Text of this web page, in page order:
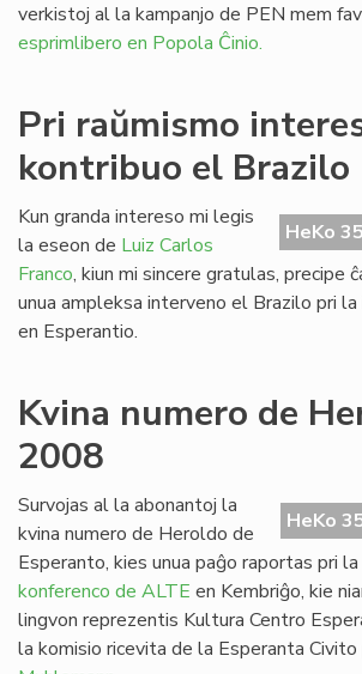
verkistoj al la kampanjo de PEN mem
esprimlibero en Popola Ĉinio.
Pri raŭmismo
kontribuo el Brazilo
HeKo
Kun granda intereso mi legis
la eseon de Luiz Carlos
Franco, kiun mi sincere gratulas, precipe
unua ampleksa interveno el Brazilo pri
en Esperantio.
Kvina numero de
2008
HeKo
Survojas al la abonantoj la
kvina numero de Heroldo de
Esperanto, kies unua paĝo raportas pri la
konferenco de ALTE en Kembriĝo, kie
lingvon reprezentis Kultura Centro
la komisio ricevita de la Esperanta